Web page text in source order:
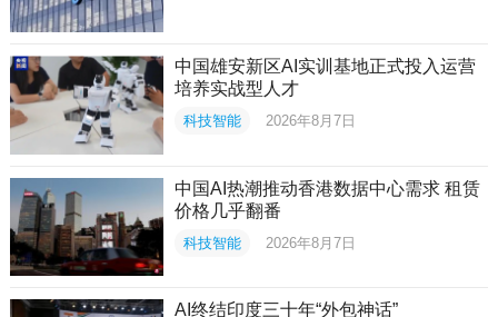
中国雄安新区AI实训基地正式投入运营
培养实战型人才
科技智能 2026年8月7日
中国AI热潮推动香港数据中心需求 租赁
价格几乎翻番
科技智能 2026年8月7日
AI终结印度三十年“外包神话”